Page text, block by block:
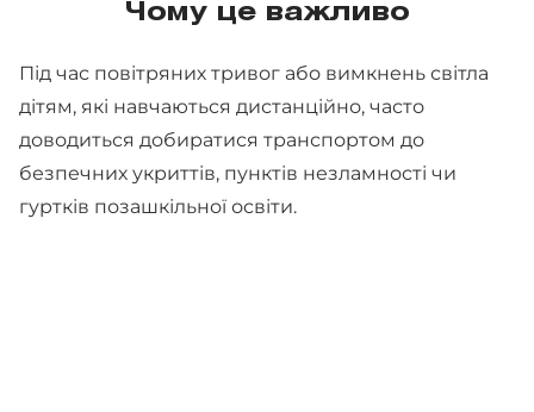
Чому це важливо
Під час повітряних тривог або вимкнень світла
дітям, які навчаються дистанційно, часто
доводиться добиратися транспортом до
безпечних укриттів, пунктів незламності чи
гуртків позашкільної освіти.